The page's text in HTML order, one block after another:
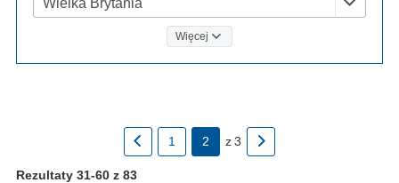
Więcej
1 2 z3
Rezultaty 31-60 z 83